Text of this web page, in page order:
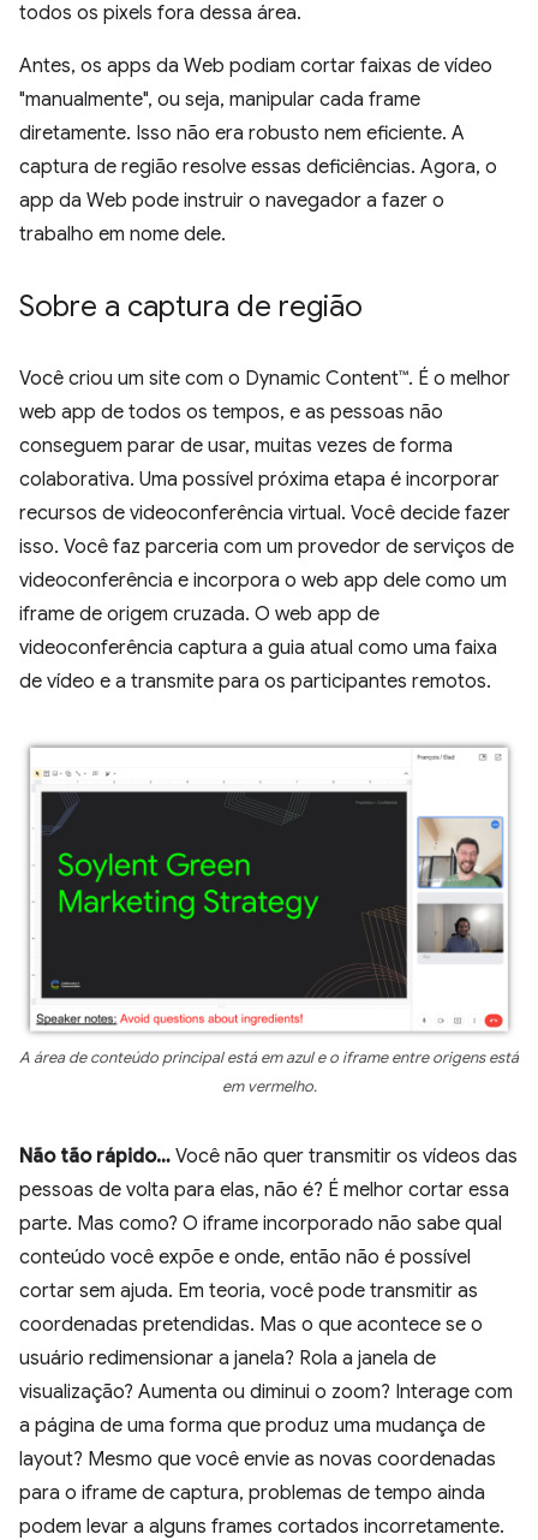
todos os pixels fora dessa área.
Antes, os apps da Web podiam cortar faixas de vídeo
"manualmente", ou seja, manipular cada frame
diretamente. Isso não era robusto nem eficiente. A
captura de região resolve essas deficiências. Agora, o
app da Web pode instruir o navegador a fazer o
trabalho em nome dele.
Sobre a captura de região
Você criou um site com o Dynamic Content™. É o melhor
web app de todos os tempos, e as pessoas não
conseguem parar de usar, muitas vezes de forma
colaborativa. Uma possível próxima etapa é incorporar
recursos de videoconferência virtual. Você decide fazer
isso. Você faz parceria com um provedor de serviços de
videoconferência e incorpora o web app dele como um
iframe de origem cruzada. O web app de
videoconferência captura a guia atual como uma faixa
de vídeo e a transmite para os participantes remotos.
A área de conteúdo principal está em azul e o iframe entre origens está
em vermelho.
Não tão rápido… Você não quer transmitir os vídeos das
pessoas de volta para elas, não é? É melhor cortar essa
parte. Mas como? O iframe incorporado não sabe qual
conteúdo você expõe e onde, então não é possível
cortar sem ajuda. Em teoria, você pode transmitir as
coordenadas pretendidas. Mas o que acontece se o
usuário redimensionar a janela? Rola a janela de
visualização? Aumenta ou diminui o zoom? Interage com
a página de uma forma que produz uma mudança de
layout? Mesmo que você envie as novas coordenadas
para o iframe de captura, problemas de tempo ainda
podem levar a alguns frames cortados incorretamente.